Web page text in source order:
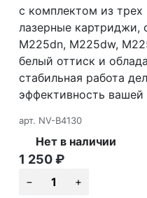
с комплектом из
лазерные картриджи,
M225dn, M225dw,
белый оттиск и
стабильная работа
эффективность вашей
арт. NV-B4130
Нет в наличии
1 250₽